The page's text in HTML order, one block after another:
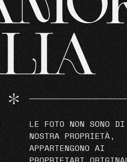
LE FOTO NON SONO DI
NOSTRA PROPRIETÀ,
APPARTENGONO AI
PROPRIETARI